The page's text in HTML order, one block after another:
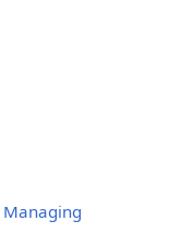
Managing